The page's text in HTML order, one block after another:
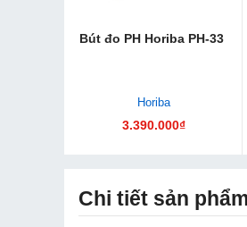
Bút đo PH Horiba PH-33
Horiba
3.390.000₫
Chi tiết sản phẩm